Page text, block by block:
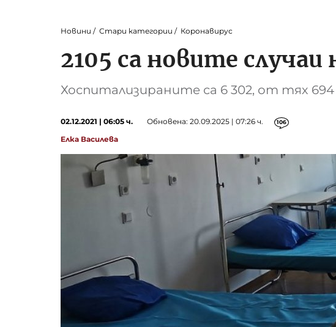
Новини Стари категории Коронавирус
2105 са новите
Хоспитализираните са 6 302, от тях
02.12.2021 | 06:05 ч. Обновена: 20.09.2025 | 07:26 ч. 106
Елка Василева